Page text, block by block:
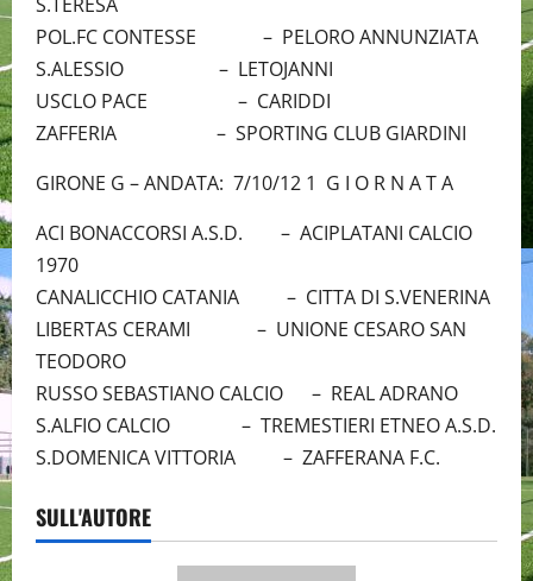
S.TERESA
POL.FC CONTESSE – PELORO ANNUNZIATA
S.ALESSIO – LETOJANNI
USCLO PACE – CARIDDI
ZAFFERIA – SPORTING CLUB GIARDINI
GIRONE G – ANDATA: 7/10/12 1 G I O R N A T A
ACI BONACCORSI A.S.D. – ACIPLATANI CALCIO
1970
CANALICCHIO CATANIA – CITTA DI S.VENERINA
LIBERTAS CERAMI – UNIONE CESARO SAN
TEODORO
RUSSO SEBASTIANO CALCIO – REAL ADRANO
S.ALFIO CALCIO – TREMESTIERI ETNEO A.S.D.
S.DOMENICA VITTORIA – ZAFFERANA F.C.
SULL'AUTORE